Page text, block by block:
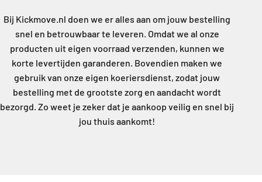
Bij Kickmove.nl doen we er alles aan om jouw bestelling
snel en betrouwbaar te leveren. Omdat we al onze
producten uit eigen voorraad verzenden, kunnen we
korte levertijden garanderen. Bovendien maken we
gebruik van onze eigen koeriersdienst, zodat jouw
bestelling met de grootste zorg en aandacht wordt
bezorgd. Zo weet je zeker dat je aankoop veilig en snel bij
jou thuis aankomt!